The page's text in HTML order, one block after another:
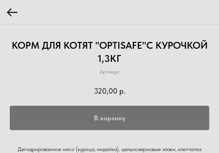
КОРМ ДЛЯ КОТЯТ "OPTISAFE"С КУРОЧКОЙ
1,3КГ
Артикул:
320,00 р.
В корзину
Дегидрированное мясо (курица, индейка), цельнозерновые злаки, клетчатка